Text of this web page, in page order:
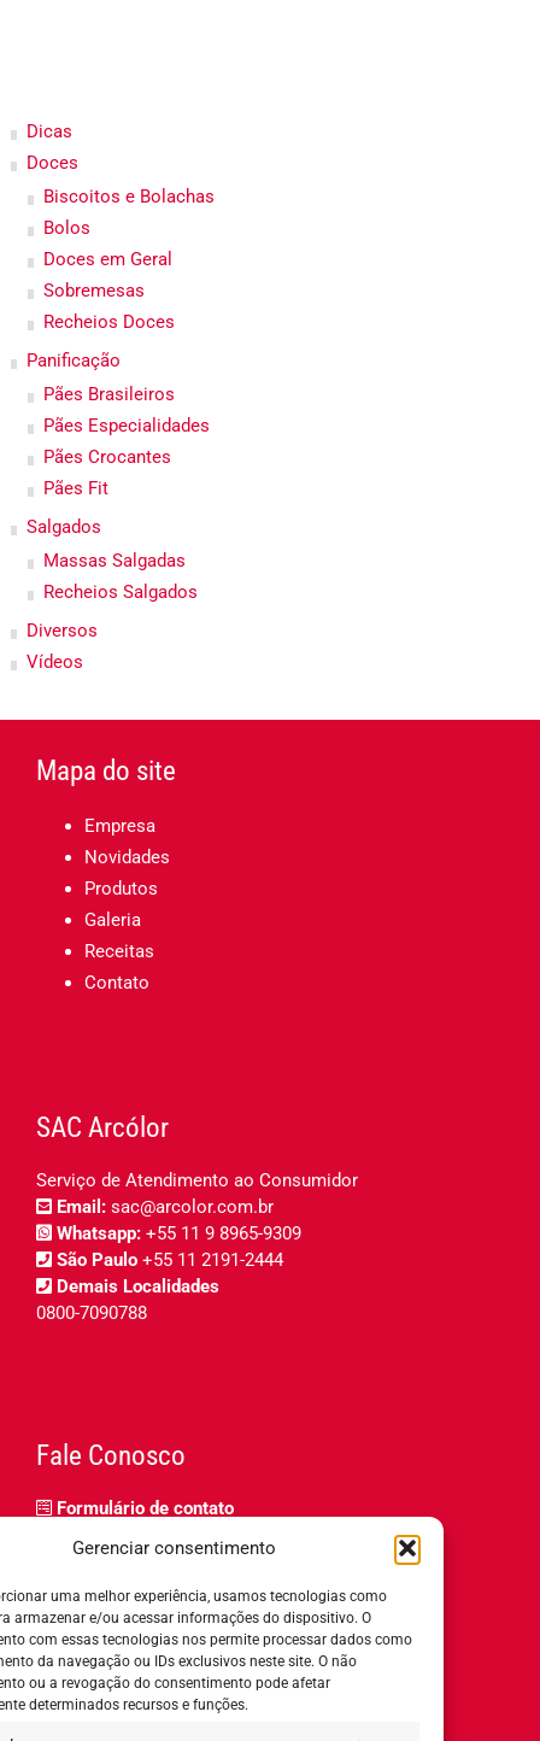
Gerenciar consentimento
uma melhor experiência, usamos tecnologias como
armazenar e/ou acessar informações do dispositivo. O
com essas tecnologias nos permite processar dados como
da navegação ou IDs exclusivos neste site. O não
ou a revogação do consentimento pode afetar
determinados recursos e funções.
Dicas
Doces
Biscoitos e Bolachas
Bolos
Doces em Geral
Sobremesas
Recheios Doces
Panificação
Pães Brasileiros
Pães Especialidades
Pães Crocantes
Pães Fit
Salgados
Massas Salgadas
Recheios Salgados
Diversos
Vídeos
Mapa do site
Empresa
Novidades
Produtos
Galeria
Receitas
Contato
SAC Arcólor
Serviço de Atendimento ao Consumidor
Email: sac@arcolor.com.br
Whatsapp: +55 11 9 8965-9309
São Paulo +55 11 2191-2444
Demais Localidades
0800-7090788
Fale Conosco
Formulário de contato
Relatório de igualdade salarial
Horário de Atendimento: